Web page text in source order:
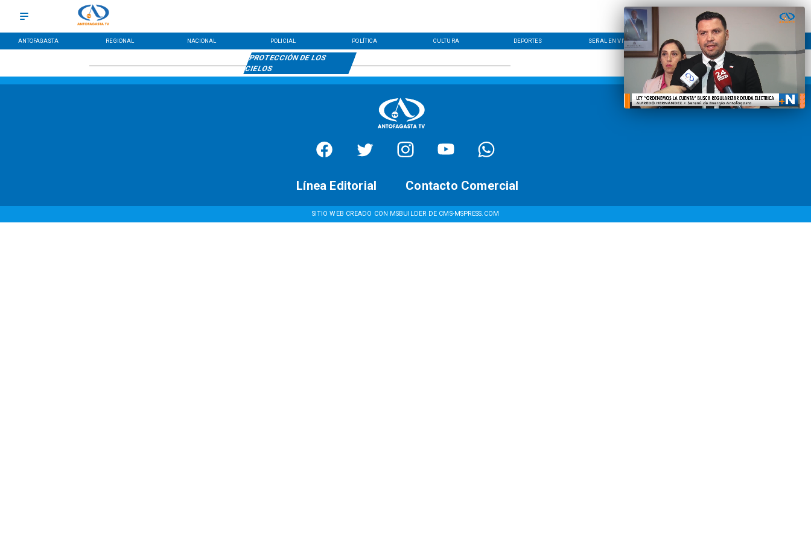
ANTOFAGASTA REGIONAL NACIONAL POLICIAL POLÍTICA CULTURA DEPORTES SEÑAL EN VIVO CONTACTO
PROTECCIÓN DE LOS
CIELOS
SITIO WEB CREADO CON MSBUILDER DE CMS-MSPRESS.COM
Contacto Comercial
Línea Editorial